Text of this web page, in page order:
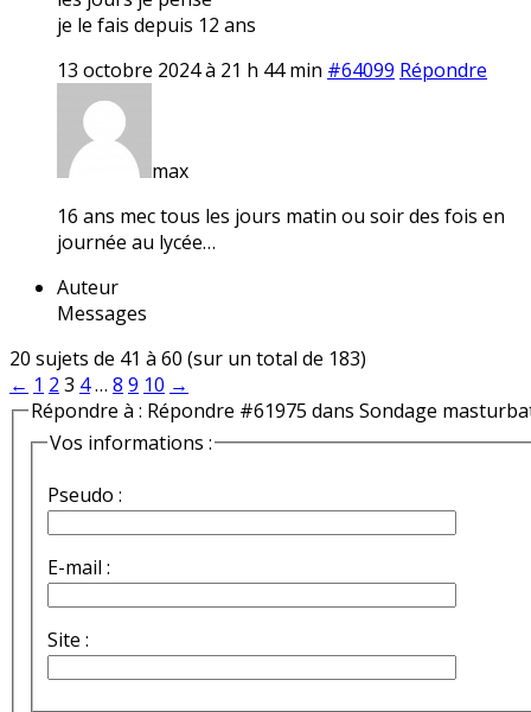
je le fais depuis 12 ans
13 octobre 2024 à 21 h 44 min #64099 Répondre
max
16 ans mec tous les jours matin ou soir des fois en
journée au lycée…
Auteur
Messages
20 sujets de 41 à 60 (sur un total de 183)
← 1 2 3 4… 8 9 10 →
Répondre à : Répondre #61975 dans Sondage
Vos informations :
Pseudo :
E-mail :
Site :